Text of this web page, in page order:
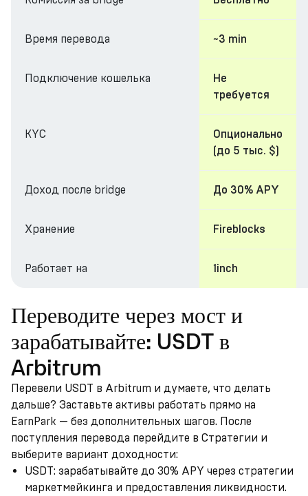
Время перевода ~3 min
Подключение кошелька
Не
требуется
KYC
Опционально
(до 5 тыс. $)
Доход после bridge До 30% APY
Хранение Fireblocks
Работает на 1inch
Переводите через мост и
зарабатывайте: USDT в
Arbitrum
Перевели USDT в Arbitrum и думаете, что делать
дальше? Заставьте активы работать прямо на
EarnPark — без дополнительных шагов. После
поступления перевода перейдите в Стратегии и
выберите вариант доходности:
USDT: зарабатывайте до 30% APY через стратегии
маркетмейкинга и предоставления ликвидности.